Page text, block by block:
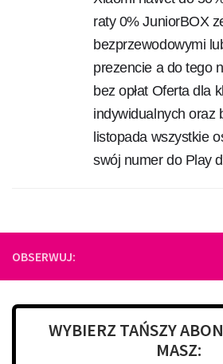
raty 0% JuniorBOX
bezprzewodowymi
prezencie a do tego
bez opłat Oferta dla
indywidualnych oraz
listopada wszystkie
swój numer do Play
OBSERWUJ:
WYBIERZ TAŃSZY
MASZ: